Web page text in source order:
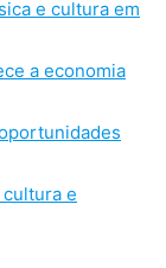
e cultura em
a economia
e